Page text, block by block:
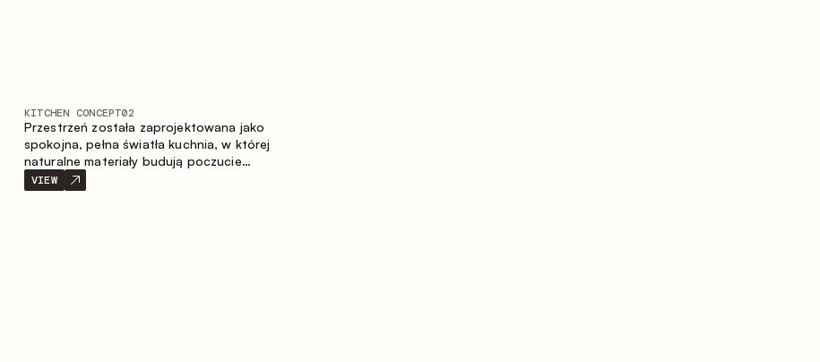
KITCHEN CONCEPT02
Przestrzeń została zaprojektowana jako
spokojna, pełna światła kuchnia, w której
naturalne materiały budują poczucie
ciepła, równowagi oraz wizualnej lekkości.
Ponadczasowe zestawienie kolorów i
VIEW